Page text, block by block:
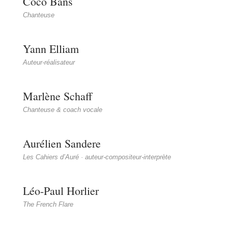
Chanteuse
Yann Elliam
Auteur-réalisateur
Marlène Schaff
Chanteuse & coach vocale
Aurélien Sandere
Les Cahiers d’Auré · auteur-compositeur-interprète
Léo-Paul Horlier
The French Flare